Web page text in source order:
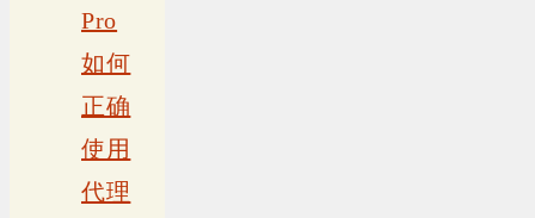
Pro
如何
正确
使用
代理